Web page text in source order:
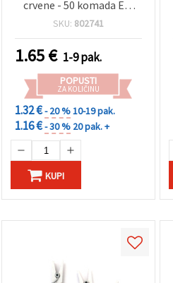
crvene - 50 komada EM
ART
SKU: 802741
1.65€ 1-9 pak.
POPUSTI
ZA KOLIČINU
1.32 €- 20 %10-19 pak.
1.16 €- 30 % 20 pak. +
KUPI